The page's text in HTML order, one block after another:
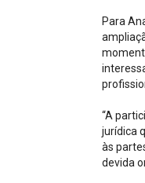
Para
“A
jurídica
às
devida